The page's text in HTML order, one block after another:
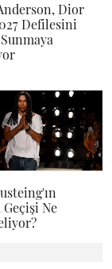
Dior
Defilesini
Geçişi Ne